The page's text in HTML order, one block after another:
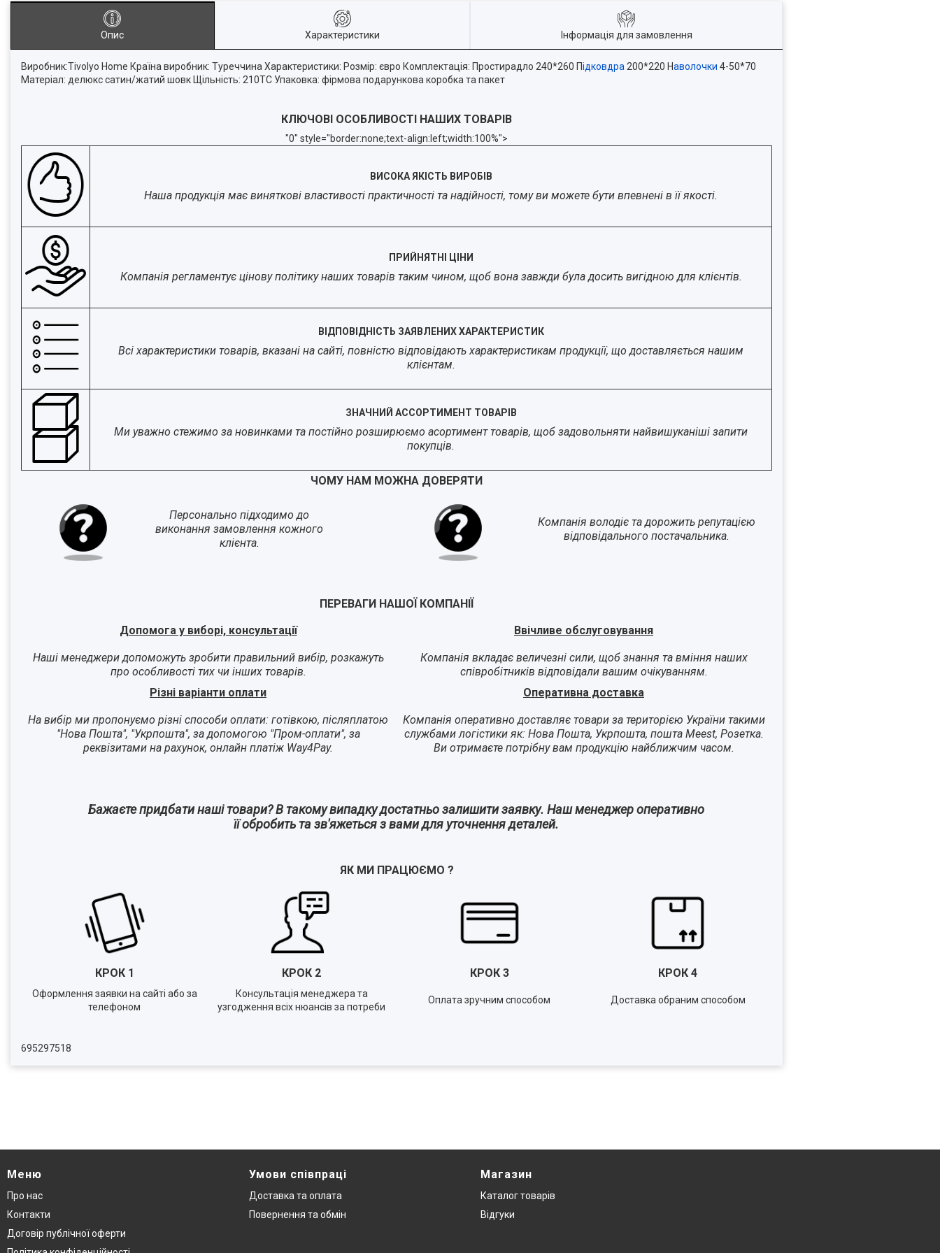
Опис Характеристики Інформація для замовлення
Виробник:Tivolyo Home Країна виробник: Туреччина Характеристики: Розмір: євро Комплектація: Простирадло 240*260 Підковдра 200*220 Наволочки 4-50*70
Матеріал: делюкс сатин/жатий шовк Щільність: 210ТС Упаковка: фірмова подарункова коробка та пакет
КЛЮЧОВІ ОСОБЛИВОСТІ НАШИХ ТОВАРІВ
"0" style="border:none;text-align:left;width:100%">
ВИСОКА ЯКІСТЬ ВИРОБІВ
Наша продукція має виняткові властивості практичності та надійності, тому ви можете бути впевнені в її якості.
ПРИЙНЯТНІ ЦІНИ
Компанія регламентує цінову політику наших товарів таким чином, щоб вона завжди була досить вигідною для клієнтів.
ВІДПОВІДНІСТЬ ЗАЯВЛЕНИХ ХАРАКТЕРИСТИК
Всі характеристики товарів, вказані на сайті, повністю відповідають характеристикам продукції, що доставляється нашим
клієнтам.
ЗНАЧНИЙ АССОРТИМЕНТ ТОВАРІВ
Ми уважно стежимо за новинками та постійно розширюємо асортимент товарів, щоб задовольняти найвишуканіші запити
покупців.
ЧОМУ НАМ МОЖНА ДОВЕРЯТИ
Персонально підходимо до
виконання замовлення кожного
клієнта.
Компанія володіє та дорожить репутацією
відповідального постачальника.
ПЕРЕВАГИ НАШОЇ КОМПАНІЇ
Допомога у виборі, консультації
Наші менеджери допоможуть зробити правильний вибір, розкажуть
про особливості тих чи інших товарів.
Ввічливе обслуговування
Компанія вкладає величезні сили, щоб знання та вміння наших
співробітників відповідали вашим очікуванням.
Різні варіанти оплати
На вибір ми пропонуємо різні способи оплати: готівкою, післяплатою
"Нова Пошта", "Укрпошта", за допомогою "Пром-оплати", за
реквізитами на рахунок, онлайн платіж Way4Pay.
Оперативна доставка
Компанія оперативно доставляє товари за територією України такими
службами логістики як: Нова Пошта, Укрпошта, пошта Meest, Розетка.
Ви отримаєте потрібну вам продукцію найближчим часом.
Бажаєте придбати наші товари? В такому випадку достатньо залишити заявку. Наш менеджер оперативно
її обробить та зв'яжеться з вами для уточнення деталей.
ЯК МИ ПРАЦЮЄМО ?
КРОК 1 КРОК 2 КРОК 3 КРОК 4
Оформлення заявки на сайті або за
телефоном
Консультація менеджера та
узгодження всіх нюансів за потреби
Оплата зручним способом Доставка обраним способом
695297518
Меню
Про нас
Контакти
Договір публічної оферти
Умови співпраці
Доставка та оплата
Повернення та обмін
Магазин
Каталог товарів
Відгуки